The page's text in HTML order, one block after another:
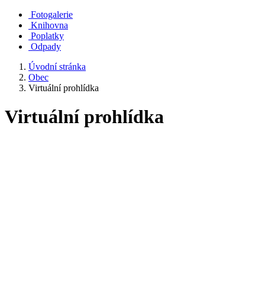
Fotogalerie
Knihovna
Poplatky
Odpady
Úvodní stránka
Obec
Virtuální prohlídka
Virtuální prohlídka